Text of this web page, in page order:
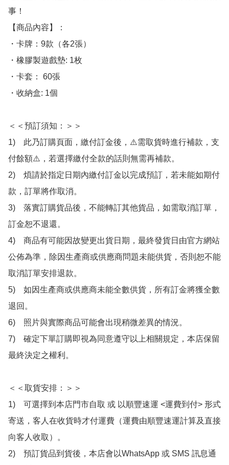
事！
【商品內容】：
・卡牌：9款（各2張）
・橡膠製遊戲墊: 1枚
・卡套： 60張
・收納盒: 1個
＜＜預訂須知：＞＞
1)　此乃訂購頁面，繳付訂金後，⚠️需取貨時進行補款，支
付餘額⚠️，若選擇繳付全款的話則無需再補款。
2)　煩請於指定日期內繳付訂金以完成預訂，若未能如期付
款，訂單將作取消。
3)　落實訂購貨品後，不能轉訂其他貨品，如需取消訂單，
訂金恕不退還。
4)　商品有可能因故變更出貨日期，最終發貨日由官方網站
公佈為準，除因生產商或供應商問題未能供貨，否則恕不能
取消訂單安排退款。
5)　如因生產商或供應商未能全數供貨，所有訂金將獲全數
退回。
6)　照片與實際商品可能會出現稍微差異的情況。
7)　確定下單訂購即視為同意遵守以上相關規定，本店保留
最終決定之權利。
＜＜取貨安排：＞＞
1)　可選擇到本店門市自取 或 以順豐速運 <運費到付> 形式
寄送，客人在收貨時才付運費（運費由順豐速運計算及直接
向客人收取）。
2)　預訂貨品到貨後，本店會以WhatsApp 或 SMS 訊息通